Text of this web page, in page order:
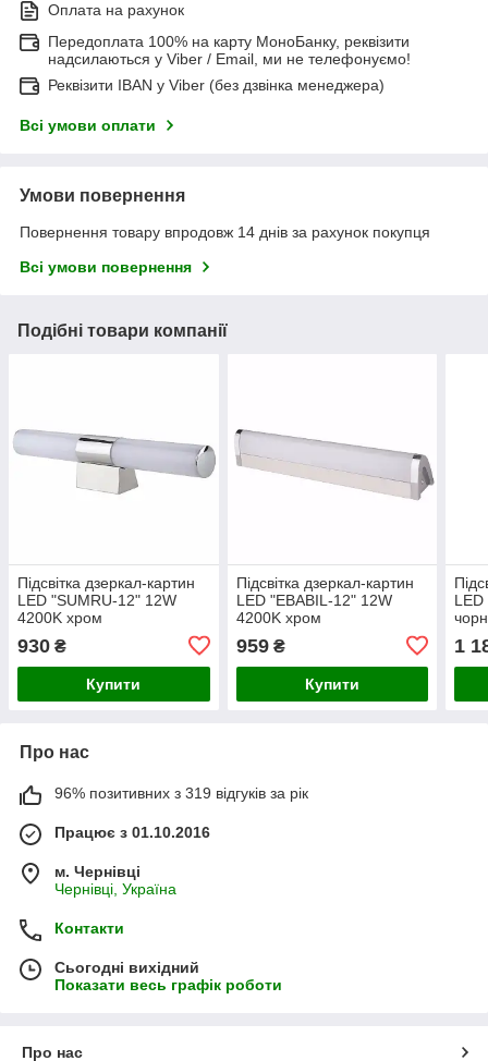
Оплата на рахунок
Передоплата 100% на карту МоноБанку, реквізити
надсилаються у Viber / Email, ми не телефонуємо!
Реквізити IBAN у Viber (без дзвінка менеджера)
Всі умови оплати
Умови повернення
Повернення товару впродовж 14 днів за рахунок покупця
Всі умови повернення
Подібні товари компанії
Підсвітка дзеркал-картин
LED "SUMRU-12" 12W
4200K хром
930 ₴
Купити
Підсвітка дзеркал-картин
LED "EBABIL-12" 12W
4200K хром
959₴
Купити
1
Про нас
96% позитивних з 319 відгуків за рік
Працює з 01.10.2016
м. Чернівці
Чернівці, Україна
Контакти
Сьогодні вихідний
Показати весь графік роботи
Про нас